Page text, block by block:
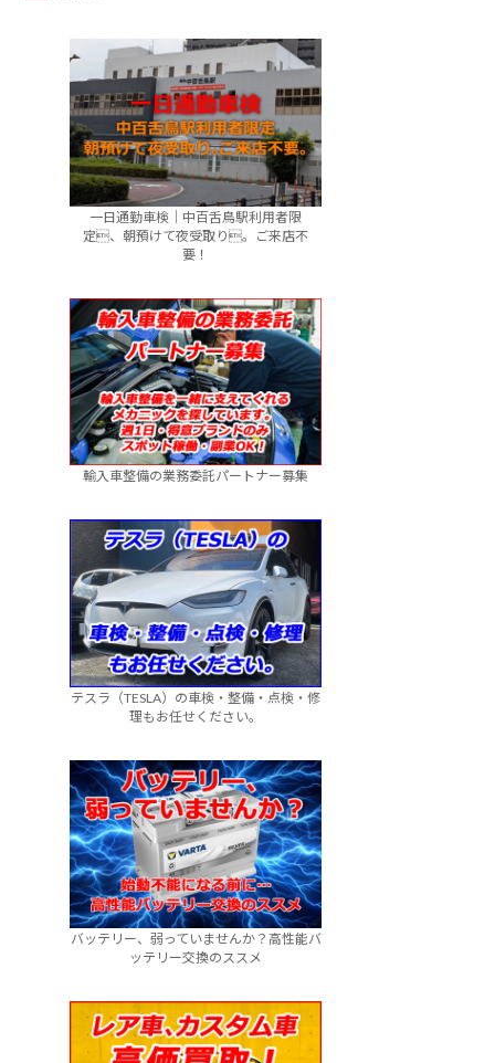
一日通勤車検｜中百舌鳥駅利用者限
定、朝預けて夜受取り。ご来店不
要！
輸入車整備の業務委託パートナー募集
テスラ（TESLA）の車検・整備・点検・修
理もお任せください。
バッテリー、弱っていませんか？高性能バ
ッテリー交換のススメ